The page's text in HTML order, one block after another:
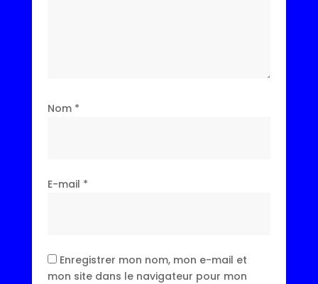
Nom *
E-mail *
Enregistrer mon nom, mon e-mail et
mon site dans le navigateur pour mon